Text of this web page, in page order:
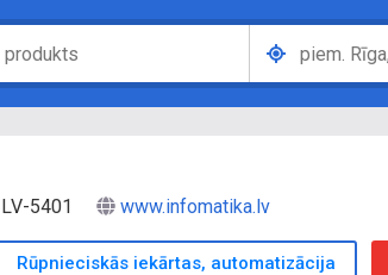
5401 www.infomatika.lv
Rūpnieciskās iekārtas, automatizācija